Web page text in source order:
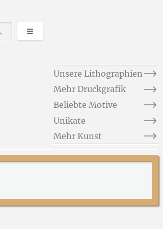
DurchsuchenKategorien
Unsere Lithographien
Mehr Druckgrafik
Beliebte Motive
Unikate
Mehr Kunst